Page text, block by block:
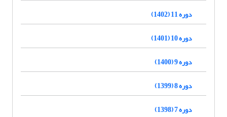
دوره 11 (1402)
دوره 10 (1401)
دوره 9 (1400)
دوره 8 (1399)
دوره 7 (1398)